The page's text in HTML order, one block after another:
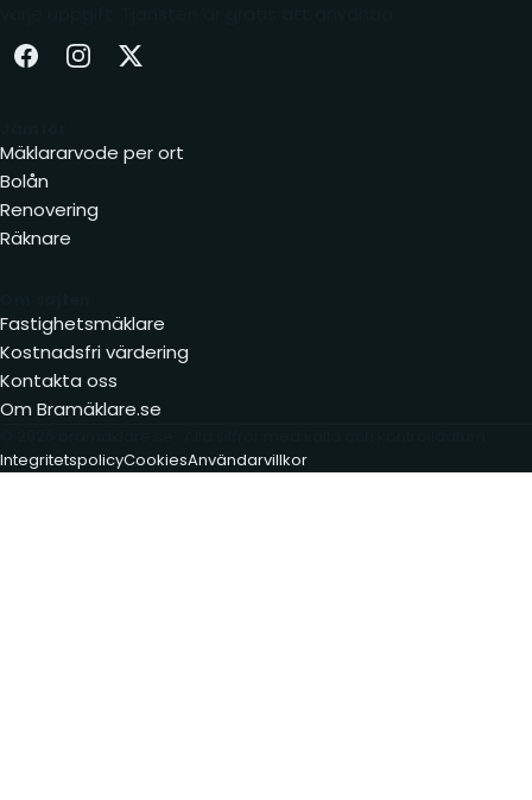
Facebook (öppnas i ny flik)
Instagram (öppnas i ny flik)
X (öppnas i ny flik)
Mäklararvode per ort
Bolån
Renovering
Räknare
Fastighetsmäklare
Kostnadsfri värdering
Kontakta oss
Om Bramäklare.se
IntegritetspolicyCookiesAnvändarvillkor